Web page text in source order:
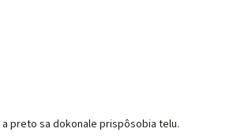
preto sa dokonale prispôsobia telu.